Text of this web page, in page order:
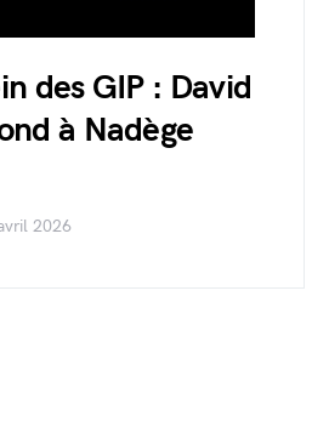
des GIP : David
à Nadège
2026